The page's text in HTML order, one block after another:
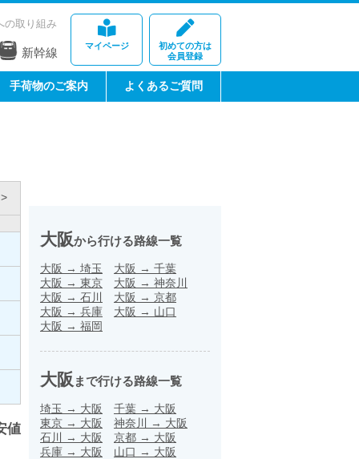
マイページ
初めての方は
会員登録
の取り組み
新幹線
手荷物のご案内 よくあるご質問
値
大阪から行ける路線一覧
大阪 → 埼玉 大阪 → 千葉
大阪 → 東京 大阪 → 神奈川
大阪 → 石川 大阪 → 京都
大阪 → 兵庫 大阪 → 山口
大阪 → 福岡
大阪 まで行ける路線一覧
埼玉 → 大阪 千葉 → 大阪
東京 → 大阪 神奈川 → 大阪
石川
→ 大阪 京都 → 大阪
兵庫 → 大阪 山口 → 大阪